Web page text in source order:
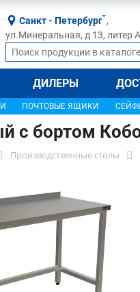
Санкт - Петербург ,
ул.Минеральная, д 13, литер А
ДИЛЕРЫ
ПОЧТОВЫЕ ЯЩИКИ
с бортом
Производственные столы